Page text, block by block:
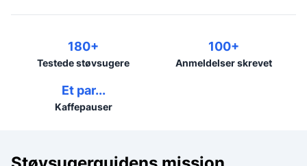
180+
Testede støvsugere
100+
Anmeldelser skrevet
Et par...
Kaffepauser